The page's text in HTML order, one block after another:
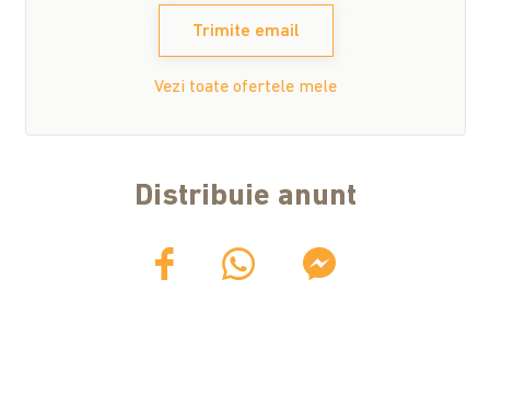
Trimite email
Vezi toate ofertele mele
Distribuie anunt